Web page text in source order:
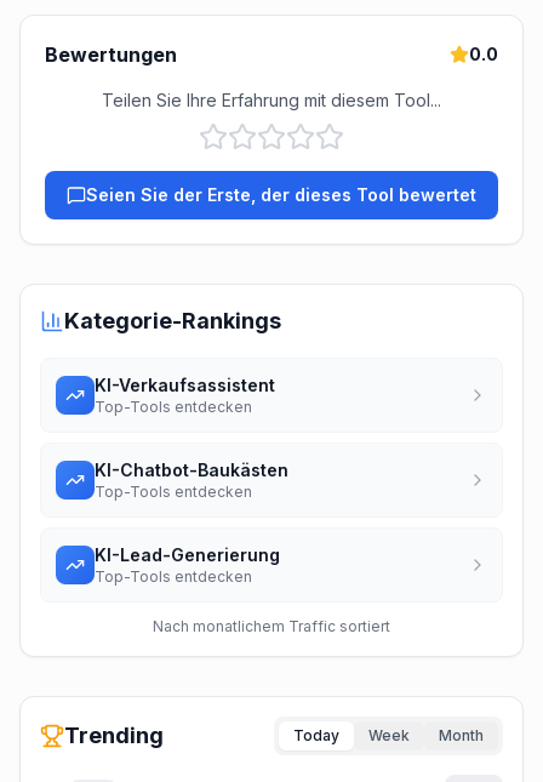
Bewertungen 0.0
Teilen Sie Ihre Erfahrung mit diesem Tool...
Seien Sie der Erste, der dieses Tool bewertet
Kategorie-Rankings
KI-Verkaufsassistent
Top-Tools entdecken
KI-Chatbot-Baukästen
Top-Tools entdecken
KI-Lead-Generierung
Top-Tools entdecken
Nach monatlichem Traffic sortiert
Trending Today Week Month